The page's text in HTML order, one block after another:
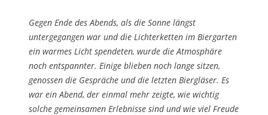
Gegen Ende des Abends, als die Sonne längst
untergegangen war und die Lichterketten im Biergarten
ein warmes Licht spendeten, wurde die Atmosphäre
noch entspannter. Einige blieben noch lange sitzen,
genossen die Gespräche und die letzten Biergläser. Es
war ein Abend, der einmal mehr zeigte, wie wichtig
solche gemeinsamen Erlebnisse sind und wie viel Freude